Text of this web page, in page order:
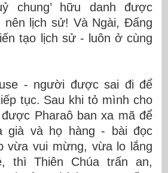
chung’ hữu danh được
nên lịch sử! Và Ngài, Đấng
tạo lịch sử - luôn ở cùng
- người được sai đi để
tục. Sau khi tỏ mình cho
Pharaô ban xa mã để
già và họ hàng - bài đọc
vừa vui mừng, vừa lo lắng
thì Thiên Chúa trấn an,